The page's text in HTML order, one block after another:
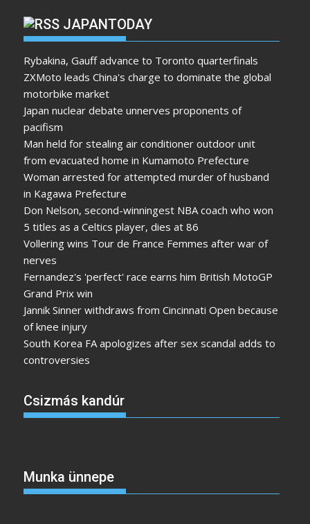
JAPANTODAY
Rybakina, Gauff advance to Toronto quarterfinals
ZXMoto leads China's charge to dominate the global
motorbike market
Japan nuclear debate unnerves proponents of
pacifism
Man held for stealing air conditioner outdoor unit
from evacuated home in Kumamoto Prefecture
Woman arrested for attempted murder of husband
in Kagawa Prefecture
Don Nelson, second-winningest NBA coach who won
5 titles as a Celtics player, dies at 86
Vollering wins Tour de France Femmes after war of
nerves
Fernandez's 'perfect' race earns him British MotoGP
Grand Prix win
Jannik Sinner withdraws from Cincinnati Open because
of knee injury
South Korea FA apologizes after sex scandal adds to
controversies
Csizmás kandúr
Munka ünnepe